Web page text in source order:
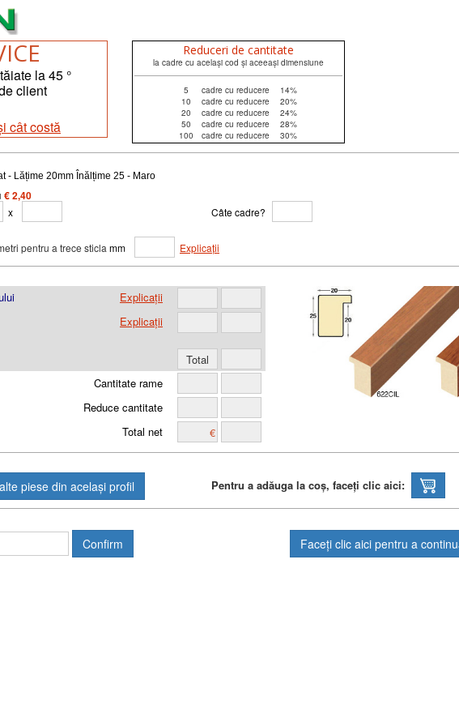
la 45 °
client
cât costă
Reduceri de cantitate
la cadre cu același cod și aceeași dimensiune
5 cadre cu reducere
14%
10
cadre cu reducere
20%
20
cadre cu reducere
24%
50
cadre cu reducere
28%
100
cadre cu reducere 30%
- Lățime 20mm Înălțime 25 - Maro
€ 2,40
x Câte cadre?
pentru a trece sticla mm Explicații
Explicații
Explicații
Cantitate rame
Reduce cantitate
Total net
Pentru a adăuga la coș, faceți clic aici:
Faceți clic aici pentru a